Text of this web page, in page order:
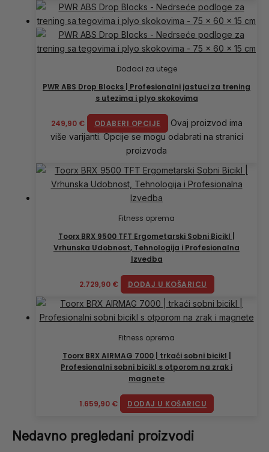
Dodaci za utege
PWR ABS Drop Blocks | Profesionalni jastuci za trening
s utezima i plyo skokovima
249,90 € ODABERI OPCIJE
Ovaj proizvod ima
više varijanti. Opcije se mogu odabrati na stranici
proizvoda
Fitness oprema
Toorx BRX 9500 TFT Ergometarski Sobni Bicikl |
Vrhunska Udobnost, Tehnologija i Profesionalna
Izvedba
2.729,90 € DODAJ U KOŠARICU
Fitness oprema
Toorx BRX AIRMAG 7000 | trkaći sobni bicikl |
Profesionalni sobni bicikl s otporom na zrak i
magnete
1.659,90 € DODAJ U KOŠARICU
Nedavno pregledani proizvodi